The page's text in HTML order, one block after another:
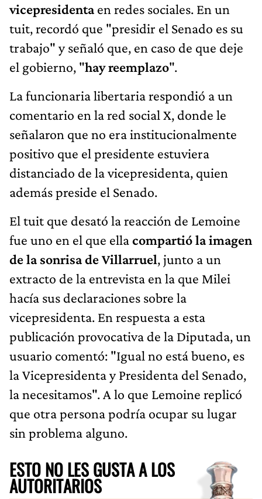
vicepresidentaen redes sociales. En un
tuit, recordó que "presidir el Senado es su
trabajo" y señaló que, en caso de que deje
el gobierno, "hay reemplazo".
La funcionaria libertaria respondió a un
comentario en la red social X, donde le
señalaron que no era institucionalmente
positivo que el presidente estuviera
distanciado de la vicepresidenta, quien
además preside el Senado.
El tuit que desató la reacción de Lemoine
fue uno en el que ellacompartió la imagen
de la sonrisa de Villarruel, junto a un
extracto de la entrevista en la que Milei
hacía sus declaraciones sobre la
vicepresidenta. En respuesta a esta
publicación provocativa de la Diputada, un
usuario comentó: "Igual no está bueno, es
la Vicepresidenta y Presidenta del Senado,
la necesitamos". A lo que Lemoine replicó
que otra persona podría ocupar su lugar
sin problema alguno.
ESTO NO LES GUSTA A LOS
AUTORITARIOS